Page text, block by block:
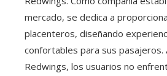
mercado, se dedica a
placenteros, diseñando
confortables para sus pasajeros.
Redwings, los usuarios no